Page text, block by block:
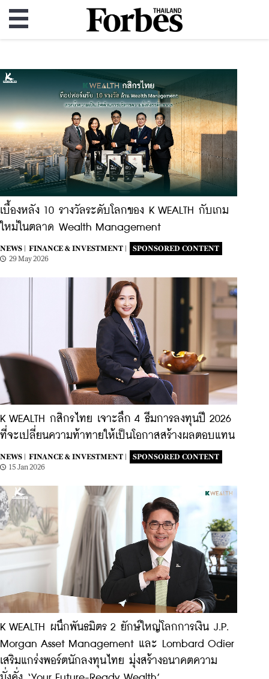
เบื้องหลัง 10 รางวัลระดับโลกของ K WEALTH กับเกม
ใหม่ในตลาด Wealth Management
NEWS | FINANCE & INVESTMENT |
SPONSORED CONTENT
29 May 2026
K WEALTH กสิกรไทย เจาะลึก 4 ธีมการลงทุนปี 2026
ที่จะเปลี่ยนความท้าทายให้เป็นโอกาสสร้างผลตอบแทน
NEWS | FINANCE & INVESTMENT |
SPONSORED CONTENT
15 Jan 2026
K WEALTH ผนึกพันธมิตร 2 ยักษ์ใหญ่โลกการเงิน J.P.
Morgan Asset Management และ Lombard Odier
เสริมแกร่งพอร์ตนักลงทุนไทย มุ่งสร้างอนาคตความ